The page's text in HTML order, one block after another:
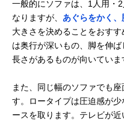
一般的にソファは、1人用・
なりますが、 あぐらをかく
大きさを決めることをおす
は奥行が深いもの、脚を伸
長さがあるものが向いていま
また、同じ幅のソファでも
す。ロータイプは圧迫感が
ースを取ります。テレビが